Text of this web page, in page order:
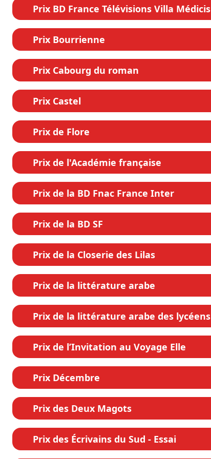
Prix BD France Télévisions Villa Médicis
Prix Bourrienne
Prix Cabourg du roman
Prix Castel
Prix de Flore
Prix de l'Académie française
Prix de la BD Fnac France Inter
Prix de la BD SF
Prix de la Closerie des Lilas
Prix de la littérature arabe
Prix de la littérature arabe des lycéens
Prix de l’Invitation au Voyage Elle
Prix Décembre
Prix des Deux Magots
Prix des Écrivains du Sud - Essai